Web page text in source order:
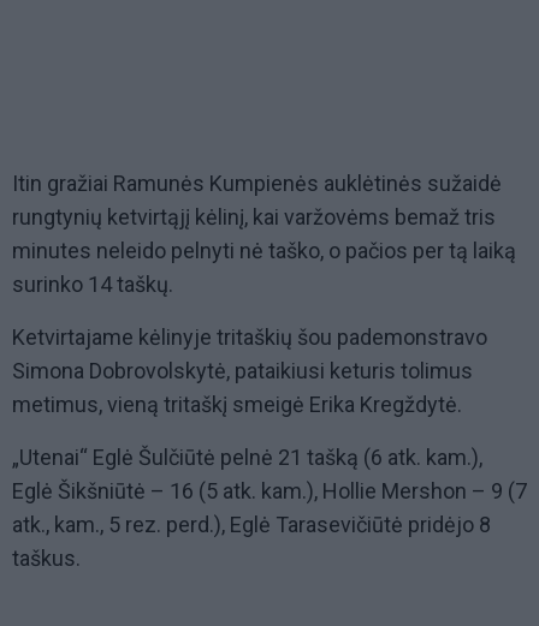
Itin gražiai Ramunės Kumpienės auklėtinės sužaidė
rungtynių ketvirtąjį kėlinį, kai varžovėms bemaž tris
minutes neleido pelnyti nė taško, o pačios per tą laiką
surinko 14 taškų.
Ketvirtajame kėlinyje tritaškių šou pademonstravo
Simona Dobrovolskytė, pataikiusi keturis tolimus
metimus, vieną tritaškį smeigė Erika Kregždytė.
„Utenai“ Eglė Šulčiūtė pelnė 21 tašką (6 atk. kam.),
Eglė Šikšniūtė – 16 (5 atk. kam.), Hollie Mershon – 9 (7
atk., kam., 5 rez. perd.), Eglė Tarasevičiūtė pridėjo 8
taškus.